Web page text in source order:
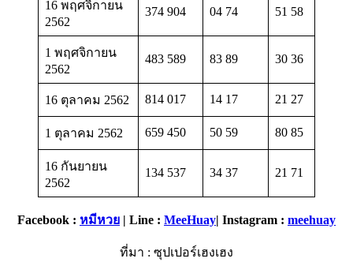
16 พฤศจิกายน
2562
374 904 04 74 51 58
1 พฤศจิกายน
2562
483 589 83 89 30 36
16 ตุลาคม 2562 814 017 14 17 21 27
1 ตุลาคม 2562 659 450 50 59 80 85
16 กันยายน
2562
134 537 34 37 21 71
Facebook : หมีหวย | Line : MeeHuay| Instagram : meehuay
ที่มา : ซุปเปอร์เฮงเฮง